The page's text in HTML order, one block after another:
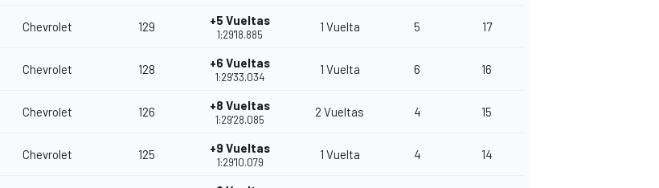
Chevrolet 129 +5 Vueltas
1:29'18.885
1 Vuelta 5 17
Chevrolet 128 +6 Vueltas
1:29'33.034
1 Vuelta 6 16
Chevrolet 126 +8 Vueltas
1:29'28.085
2 Vueltas 4 15
Chevrolet 125 +9 Vueltas
1:29'10.079
1 Vuelta 4 14